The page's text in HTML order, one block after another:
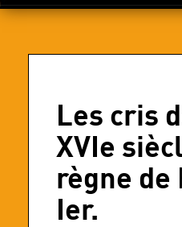
Les cris
XVIe
règne de
Ier.